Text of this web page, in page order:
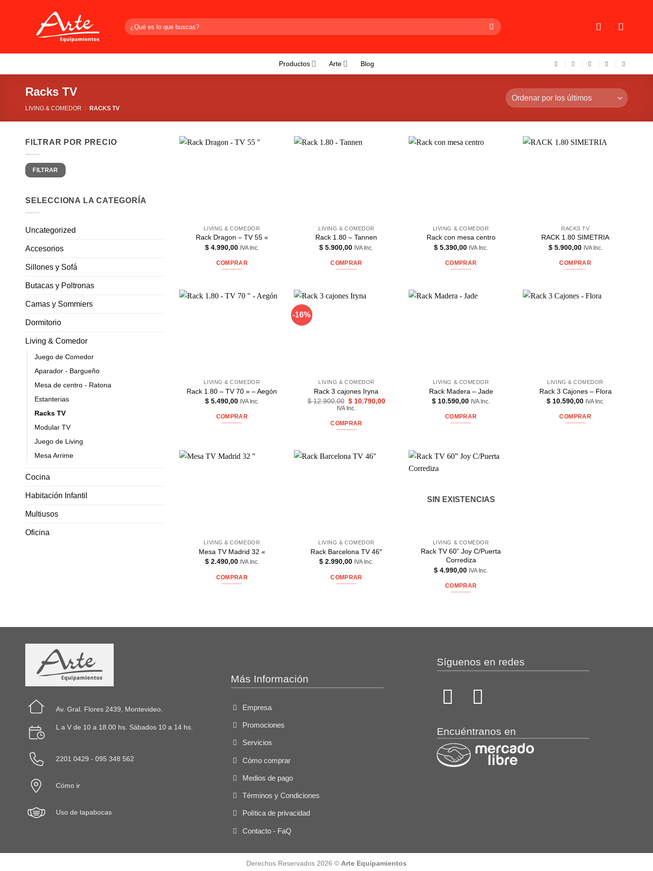
Buscar
por:
Productos Arte Blog
Racks TV
LIVING & COMEDOR / RACKS TV
FILTRAR POR PRECIO
Precio
mínimo
Precio
máximo
FILTRAR
SELECCIONA LA CATEGORÍA
Uncategorized
Accesorios
Sillones y Sofá
Butacas y Poltronas
Camas y Sommiers
Dormitorio
Living & Comedor
Juego de Comedor
Aparador - Bargueño
Mesa de centro - Ratona
Estanterias
Racks TV
Modular TV
Juego de Living
Mesa Arrime
Cocina
Habitación Infantil
Multiusos
Oficina
LIVING & COMEDOR
Rack Dragon – TV 55 «
$4.990,00 IVA Inc.
COMPRAR
LIVING & COMEDOR
Rack 1.80 – Tannen
$ 5.900,00 IVA Inc.
COMPRAR
LIVING & COMEDOR
Rack con mesa centro
$ 5.390,00 IVA Inc.
COMPRAR
RACKS TV
RACK 1.80 SIMETRIA
$5.900,00 IVA Inc.
COMPRAR
LIVING & COMEDOR
Rack 1.80 – TV 70 » – Aegón
$5.490,00 IVA Inc.
COMPRAR
-16%
LIVING & COMEDOR
Rack 3 cajones Iryna
$12.900,00 El
precio
era:
$ 12.900,00.
$ 10.790,00El
IVA Inc.
COMPRAR
LIVING & COMEDOR
Rack Madera – Jade
$ 10.590,00 IVA Inc.
COMPRAR
LIVING & COMEDOR
Rack 3 Cajones – Flora
$10.590,00 IVA Inc.
COMPRAR
LIVING & COMEDOR
Mesa TV Madrid 32 «
$2.490,00 IVA Inc.
COMPRAR
LIVING & COMEDOR
Rack Barcelona TV 46″
$ 2.990,00 IVA Inc.
COMPRAR
SIN EXISTENCIAS
LIVING & COMEDOR
Rack TV 60” Joy C/Puerta
Corrediza
$ 4.990,00 IVA Inc.
COMPRAR
Av. Gral. Flores 2439, Montevideo.
L a V de 10 a 18.00 hs. Sábados 10 a 14 hs.
2201 0429 - 095 348 562
Cómo ir
Uso de tapabocas
Más Información
Empresa
Promociones
Servicios
Cómo comprar
Medios de pago
Términos y Condiciones
Política de privacidad
Contacto - FaQ
Síguenos en redes
Encuéntranos en
Derechos Reservados 2026 © Arte Equipamientos